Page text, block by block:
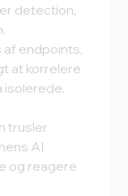
detection,
endpoints,
at korrelere
isolerede.
trusler
AI
og reagere